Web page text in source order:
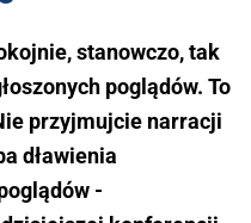
stanowczo, tak
poglądów. To
przyjmujcie narracji
dławienia
-